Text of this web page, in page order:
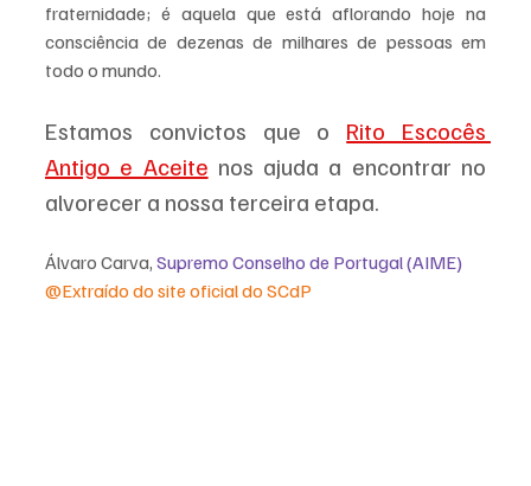
fraternidade; é aquela que está aflorando hoje na
consciência de dezenas de milhares de pessoas em
todo o mundo.
Estamos convictos que o Rito Escocês
Antigo e Aceite nos ajuda a encontrar no
alvorecer a nossa terceira etapa.
Álvaro Carva, Supremo Conselho de Portugal (AIME)
@Extraído do site oficial do SCdP